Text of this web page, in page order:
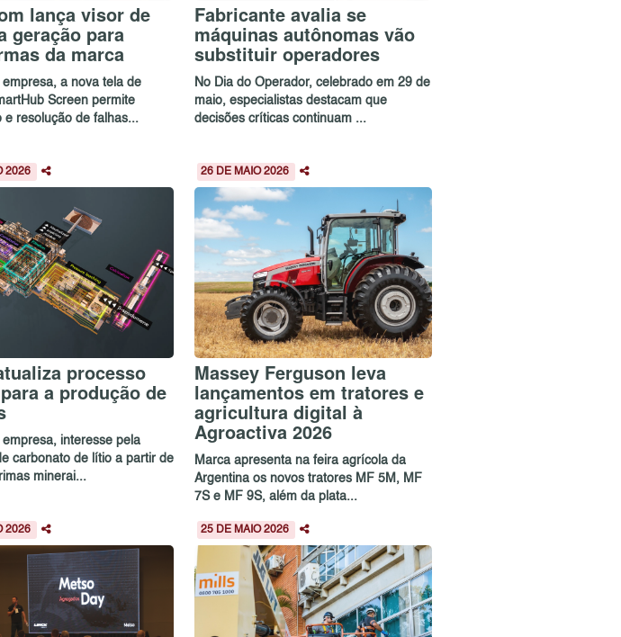
lança visor de
geração para
da marca
a nova tela de
Screen permite
e resolução de falhas...
Fabricante avalia se
máquinas autônomas vão
substituir operadores
No Dia do Operador, celebrado em 29 de
maio, especialistas destacam que
decisões críticas continuam ...
2026
processo
a produção de
interesse pela
carbonato de lítio a partir de
minerai...
26 DE MAIO 2026
Massey Ferguson leva
lançamentos em tratores e
agricultura digital à
Agroactiva 2026
Marca apresenta na feira agrícola da
Argentina os novos tratores MF 5M, MF
7S e MF 9S, além da plata...
2026 25 DE MAIO 2026